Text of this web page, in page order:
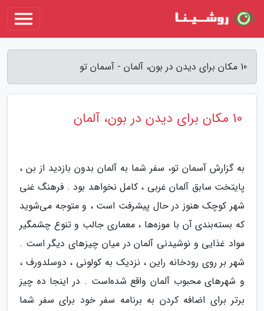
10 مکان برای دیدن در بون، آلمان - آسمان تو
10 مکان برای دیدن در بون، آلمان
به گزارش آسمان تو، سفر شما به آلمان بدون بازدید از بن ،
پایتخت سابق آلمان غربی ، کامل نخواهد بود . فرهنگ غنی
شهر کوچک هنوز در حال پیشرفت است ، و متوجه می‌شوید
که بسته‌بندی آن با موزه‌ها ، معماری جالب و تنوع چشمگیر
مواد غذایی و نوشیدنی آلمان در میان چیزهای دیگر است .
شهر بر روی رودخانه راین ، نزدیک به کولونی ، دوسلدورف ،
و شهرهای محبوب آلمان واقع شده‌است . در اینجا ده چیز
برتر برای اضافه کردن به برنامه سفر خود برای سفر شما